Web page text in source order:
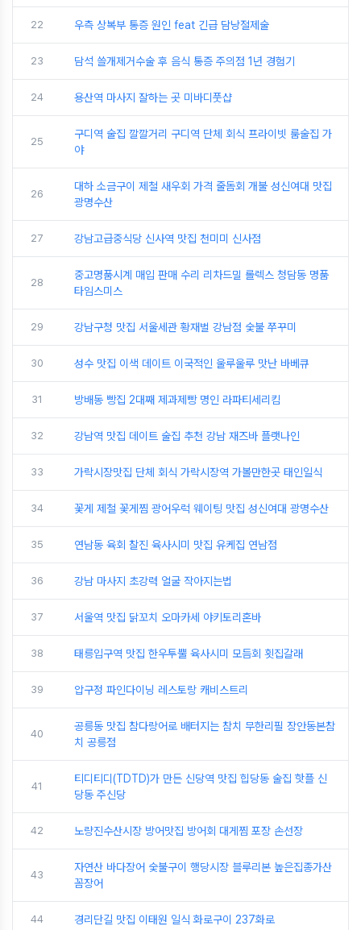
22 우측 상복부 통증 원인 feat 긴급 담낭절제술
23 담석 쓸개제거수술 후 음식 통증 주의점 1년 경험기
24 용산역 마사지 잘하는 곳 미바디풋샵
25
구디역 술집 깔깔거리 구디역 단체 회식 프라이빗 룸술집 가
야
26
대하 소금구이 제철 새우회 가격 줄돔회 개불 성신여대 맛집
광명수산
27 강남고급중식당 신사역 맛집 천미미 신사점
28
중고명품시계 매입 판매 수리 리차드밀 롤렉스 청담동 명품
타임스미스
29 강남구청 맛집 서울세관 황재벌 강남점 숯불 쭈꾸미
30 성수 맛집 이색 데이트 이국적인 울루울루 맛난 바베큐
31 방배동 빵집 2대째 제과제빵 명인 라파티세리킴
32 강남역 맛집 데이트 술집 추천 강남 재즈바 플랫나인
33 가락시장맛집 단체 회식 가락시장역 가볼만한곳 태인일식
34 꽃게 제철 꽃게찜 광어우럭 웨이팅 맛집 성신여대 광명수산
35 연남동 육회 찰진 육사시미 맛집 유케집 연남점
36 강남 마사지 초강력 얼굴 작아지는법
37 서울역 맛집 닭꼬치 오마카세 야키토리혼바
38 태릉입구역 맛집 한우투뿔 육사시미 모듬회 횟집갈래
39 압구정 파인다이닝 레스토랑 캐비스트리
40
공릉동 맛집 참다랑어로 배터지는 참치 무한리필 장안동본참
치 공릉점
41
티디티디(TDTD)가 만든 신당역 맛집 힙당동 술집 핫플 신
당동 주신당
42 노량진수산시장 방어맛집 방어회 대게찜 포장 손선장
43
자연산 바다장어 숯불구이 행당시장 블루리본 높은집종가산
꼼장어
44 경리단길 맛집 이태원 일식 화로구이 237화로